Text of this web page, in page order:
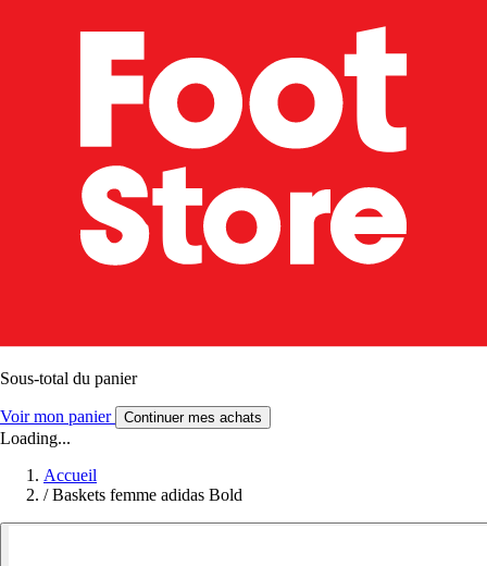
Sous-total du panier
Voir mon panier Continuer mes achats
Loading...
Accueil
/ Baskets femme adidas Bold